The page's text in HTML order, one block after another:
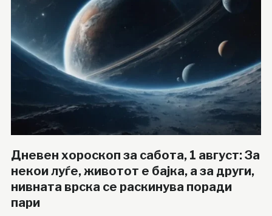
Дневен хороскоп за сабота, 1 август: За
некои луѓе, животот е бајка, а за други,
нивната врска се раскинува поради
пари